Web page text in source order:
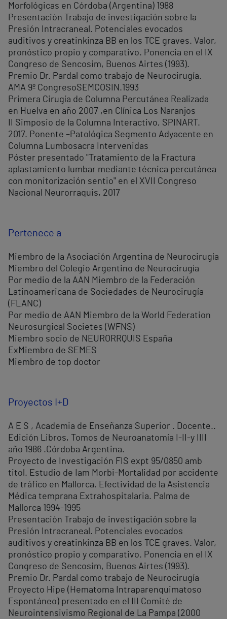
Morfológicas en Córdoba (Argentina) 1988
Presentación Trabajo de investigación sobre la
Presión Intracraneal. Potenciales evocados
auditivos y creatinkinza BB en los TCE graves. Valor,
pronóstico propio y comparativo. Ponencia en el IX
Congreso de Sencosim, Buenos Airtes (1993).
Premio Dr. Pardal como trabajo de Neurocirugía.
AMA 9º CongresoSEMCOSIN.1993
Primera Cirugía de Columna Percutánea Realizada
en Huelva en año 2007 ,en Clínica Los Naranjos
II Simposio de la Columna Interactivo, SPINART.
2017. Ponente –Patológica Segmento Adyacente en
Columna Lumbosacra Intervenidas
Póster presentado "Tratamiento de la Fractura
aplastamiento lumbar mediante técnica percutánea
con monitorización sentio" en el XVII Congreso
Nacional Neurorraquis, 2017
Pertenece a
Miembro de la Asociación Argentina de Neurocirugía
Miembro del Colegio Argentino de Neurocirugía
Por medio de la AAN Miembro de la Federación
Latinoamericana de Sociedades de Neurocirugía
(FLANC)
Por medio de AAN Miembro de la World Federation
Neurosurgical Societes (WFNS)
Miembro socio de NEURORRQUIS España
ExMiembro de SEMES
Miembro de top doctor
Proyectos I+D
A E S , Academia de Enseñanza Superior . Docente..
Edición Libros, Tomos de Neuroanatomía I-II-y IIII
año 1986 .Córdoba Argentina.
Proyecto de Investigación FIS expt 95/0850 amb
titol. Estudio de Iam Morbi-Mortalidad por accidente
de tráfico en Mallorca. Efectividad de la Asistencia
Médica temprana Extrahospitalaria. Palma de
Mallorca 1994-1995
Presentación Trabajo de investigación sobre la
Presión Intracraneal. Potenciales evocados
auditivos y creatinkinza BB en los TCE graves. Valor,
pronóstico propio y comparativo. Ponencia en el IX
Congreso de Sencosim, Buenos Airtes (1993).
Premio Dr. Pardal como trabajo de Neurocirugía
Proyecto Hipe (Hematoma Intraparenquimatoso
Espontáneo) presentado en el III Comité de
Neurointensivismo Regional de La Pampa (2000